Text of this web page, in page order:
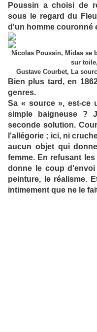
Poussin a choisi de
sous le regard du
d'un homme couronné
Nicolas Poussin, Midas se
sur
Gustave Courbet, La
Bien plus tard, en
genres.
Sa « source », est-ce
simple baigneuse ?
seconde solution.
l'allégorie ; ici, ni
aucun objet qui
femme. En refusant
donne le coup
peinture, le réalisme.
intimement que ne le